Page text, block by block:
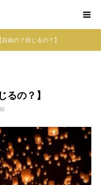
【自由の？信じるの？】
るの？】